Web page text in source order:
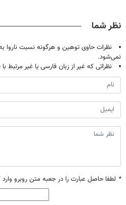
نظر شما
نظرات حاوی توهین و هرگونه نسبت
نمی‌شود.
نظراتی که غیر از زبان فارسی یا غیر مرتبط
* لطفا حاصل عبارت را در جعبه متن روبرو وارد